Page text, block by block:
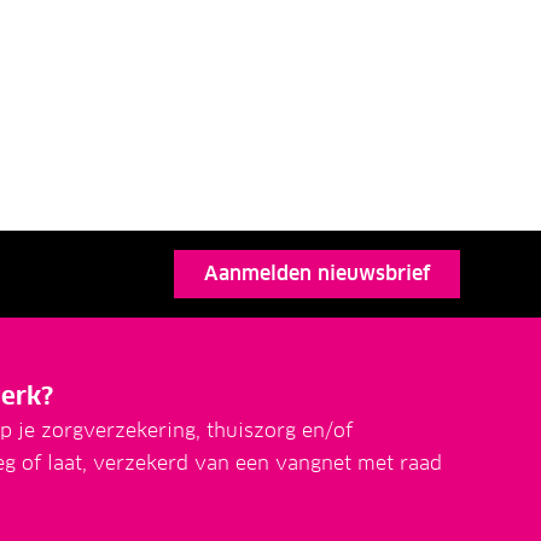
Aanmelden nieuwsbrief
je zorgverzekering, thuiszorg en/of
of laat, verzekerd van een vangnet met raad